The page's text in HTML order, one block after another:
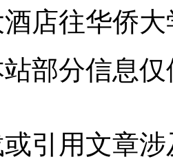
酒店往华侨
部分信息
引用文章